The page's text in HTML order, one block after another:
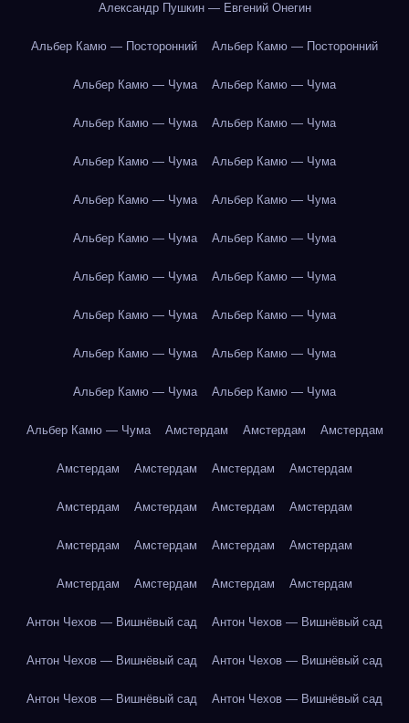
Александр Пушкин — Евгений Онегин
Альбер Камю — Посторонний Альбер Камю — Посторонний
Альбер Камю — Чума Альбер Камю — Чума
Альбер Камю — Чума Альбер Камю — Чума
Альбер Камю — Чума Альбер Камю — Чума
Альбер Камю — Чума Альбер Камю — Чума
Альбер Камю — Чума Альбер Камю — Чума
Альбер Камю — Чума Альбер Камю — Чума
Альбер Камю — Чума Альбер Камю — Чума
Альбер Камю — Чума Альбер Камю — Чума
Альбер Камю — Чума Альбер Камю — Чума
Альбер Камю — Чума Амстердам Амстердам Амстердам
Амстердам Амстердам Амстердам Амстердам
Амстердам Амстердам Амстердам Амстердам
Амстердам Амстердам Амстердам Амстердам
Амстердам Амстердам Амстердам Амстердам
Антон Чехов — Вишнёвый сад Антон Чехов — Вишнёвый сад
Антон Чехов — Вишнёвый сад Антон Чехов — Вишнёвый сад
Антон Чехов — Вишнёвый сад Антон Чехов — Вишнёвый сад